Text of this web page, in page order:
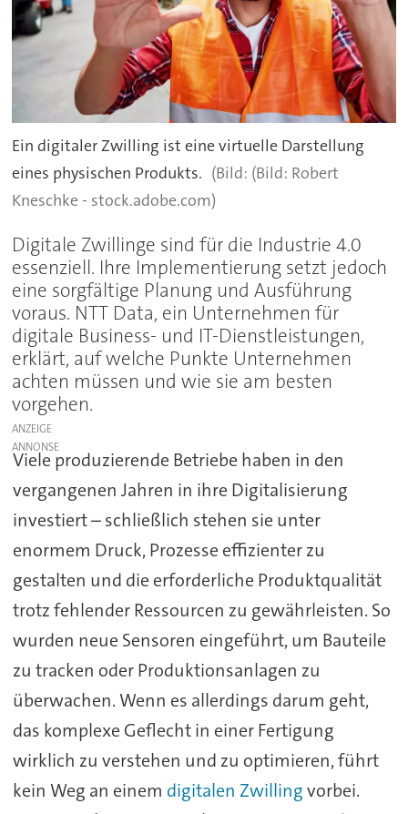
Ein digitaler Zwilling ist eine virtuelle Darstellung
eines physischen Produkts.
(Bild: Robert
Kneschke - stock.adobe.com)
Digitale Zwillinge sind für die Industrie 4.0
essenziell. Ihre Implementierung setzt jedoch
eine sorgfältige Planung und Ausführung
voraus. NTT Data, ein Unternehmen für
digitale Business- und IT-Dienstleistungen,
erklärt, auf welche Punkte Unternehmen
achten müssen und wie sie am besten
vorgehen.
ANZEIGE
Viele produzierende Betriebe haben in den
vergangenen Jahren in ihre Digitalisierung
investiert – schließlich stehen sie unter
enormem Druck, Prozesse effizienter zu
gestalten und die erforderliche Produktqualität
trotz fehlender Ressourcen zu gewährleisten. So
wurden neue Sensoren eingeführt, um Bauteile
zu tracken oder Produktionsanlagen zu
überwachen. Wenn es allerdings darum geht,
das komplexe Geflecht in einer Fertigung
wirklich zu verstehen und zu optimieren, führt
kein Weg an einem digitalen Zwillingvorbei.